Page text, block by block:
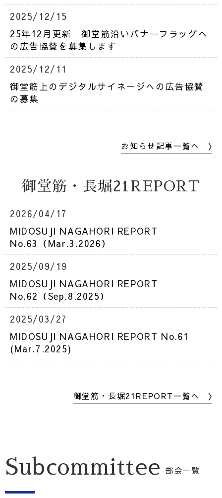
2025/12/15
25年12月更新 御堂筋沿いバナーフラッグへ
の広告協賛を募集します
2025/12/11
御堂筋上のデジタルサイネージへの広告協賛
の募集
お知らせ記事一覧へ 〉
御堂筋・長堀21REPORT
2026/04/17
MIDOSUJI NAGAHORI REPORT
No.63（Mar.3.2026）
2025/09/19
MIDOSUJI NAGAHORI REPORT
No.62（Sep.8.2025）
2025/03/27
MIDOSUJI NAGAHORI REPORT No.61
(Mar.7.2025)
御堂筋・長堀21REPORT一覧へ 〉
Subcommittee 部会一覧